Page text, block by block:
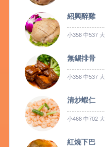
紹興醉雞
小358 中537
無錫排骨
小358 中537
清炒蝦仁
小468 中702
紅燒下巴